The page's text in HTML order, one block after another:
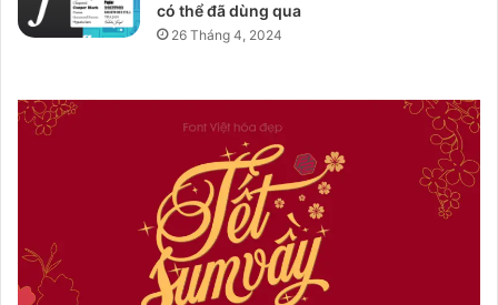
có thể đã dùng qua
26 Tháng 4, 2024